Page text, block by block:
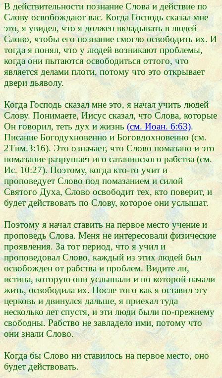
В действительности познание Слова и действие по
Слову освобождают вас. Когда Господь сказал мне
это, я увидел, что я должен вкладывать в людей
Слово, чтобы его познание смогло освободить их. И
тогда я понял, что у людей возникают проблемы,
когда они пытаются освободиться оттого, что
является делами плоти, потому что это открывает
двери дьяволу.
Когда Господь сказал мне это, я начал учить людей
Слову. Понимаете, Иисус сказал, что Слова, которые
Он говорил, теть дух и жизнь(см. Иоан. 6:63).
Писание Богодухновенно и Боговдохновенно (см.
2Тим.З:16). Это означает, что Слово помазано и это
помазание разрушает иго сатанинского рабства (см.
Ис. 10:27). Поэтому, когда кто-то учит и
проповедует Слово под помазанием и силой
Святого Духа, Слово освободит тех, кто поверит, и
будет действовать по Слову, которое они услышат.
Поэтому я начал ставить на первое место учение и
проповедь Слова. Меня не интересовали физические
проявления. За тот период, что я учил и
проповедовал Слово, каждый из этих людей был
освобожден от рабства и проблем. Видите ли,
истина, которую они услышали и по которой начали
жить, освободила их. После того как я оставил эту
церковь и двинулся дальше, я приехал туда
несколько лет спустя, и эти люди были по-прежнему
свободны. Рабство не завладело ими, потому что
они знали Слово.
Когда бы Слово ни ставилось на первое место, оно
будет действовать.